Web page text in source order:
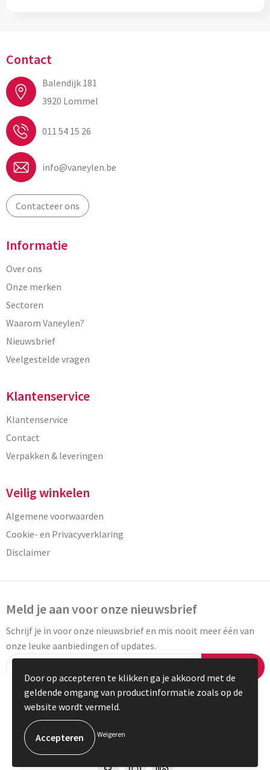
Contact
Balendijk 181
3920 Lommel
011 54 15 26
info@vaneylen.be
Contacteer ons
Informatie
Over ons
Onze merken
Sectoren
Waarom Vaneylen?
Nieuwsbrief
Veelgestelde vragen
Klantenservice
Klantenservice
Contact
Verpakken & leveringen
Veilig winkelen
Algemene voorwaarden
Cookie- en Privacyverklaring
Disclaimer
Meld je aan voor onze nieuwsbrief
Schrijf je in voor onze nieuwsbrief en mis nooit meer één van
onze leuke aanbiedingen of updates.
© Copyright Vaneylen 2023
Door op accepteren te klikken ga je akkoord met de
geldende omgang van productinformatie zoals op de
website wordt vermeld.
Weigeren